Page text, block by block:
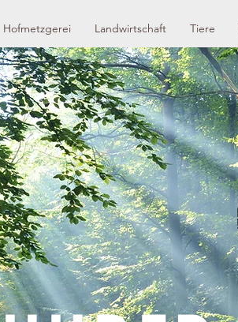
Hofmetzgerei Landwirtschaft Tiere